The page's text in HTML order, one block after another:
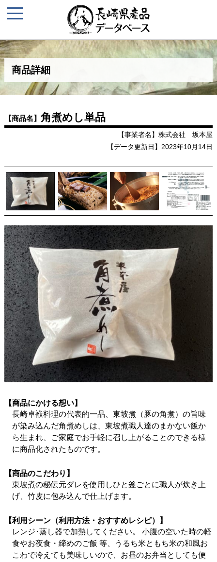
商品詳細
【商品名】 角煮めし単品
【事業者名】株式会社 坂本屋
【データ更新日】2023年10月14日
【商品にかける想い】
長崎卓袱料理の代表的一品、東坡煮（豚の角煮）の旨味
が染み込んだ角煮めしは、東坡煮職人達のまかない飯か
ら生まれ、ご家庭でお手軽に召し上がることのできる様
に商品化されたものです。
【商品のこだわり】
東坡煮の秘伝元ダレを使用しひと釜ごとに職人が炊き上
げ、竹皮に包み込んで仕上げます。
【利用シーン（利用方法・おすすめレシピ）】
レンジ･蒸し器で加熱してください。 小腹の空いた時の軽
食やお夜食・締めのご飯 等、うるち米ともち米の和風お
こわで冷えても美味しいので、お昼のお弁当としても便